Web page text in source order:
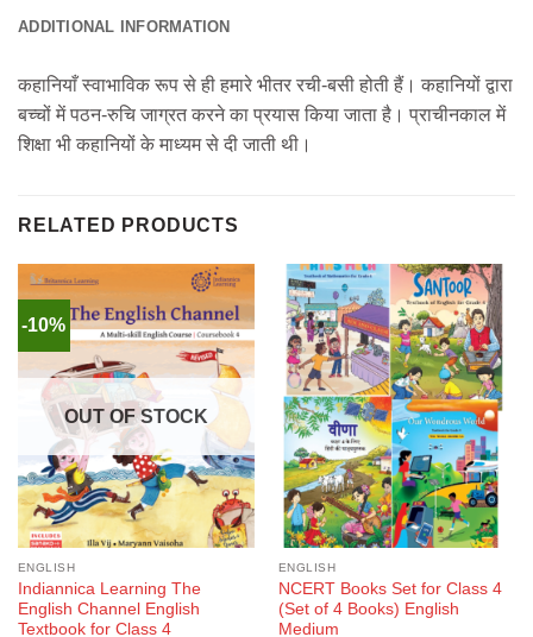
ADDITIONAL INFORMATION
कहानियाँ स्वाभाविक रूप से ही हमारे भीतर रची-बसी होती हैं। कहानियों द्वारा
बच्‍चों में पठन-रुचि जाग्रत करने का प्रयास किया जाता है। प्राचीनकाल में
शिक्षा भी कहानियों के माध्यम से दी जाती थी।
RELATED PRODUCTS
-10%
OUT OF STOCK
ENGLISH
Indiannica Learning The
English Channel English
Textbook for Class 4
ENGLISH
NCERT Books Set for Class 4
(Set of 4 Books) English
Medium